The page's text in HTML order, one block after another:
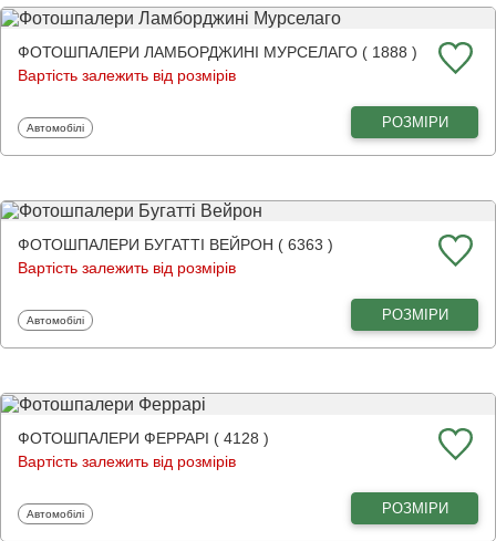
ФОТОШПАЛЕРИ ЛАМБОРДЖИНІ МУРСЕЛАГО ( 1888 )
Вартість залежить від розмірів
Фотошпалери
Автомобілі РОЗМІРИ
ФОТОШПАЛЕРИ БУГАТТІ ВЕЙРОН ( 6363 )
Вартість залежить від розмірів
Фотошпалери
Автомобілі РОЗМІРИ
ФОТОШПАЛЕРИ ФЕРРАРІ ( 4128 )
Вартість залежить від розмірів
Фотошпалери
Автомобілі РОЗМІРИ